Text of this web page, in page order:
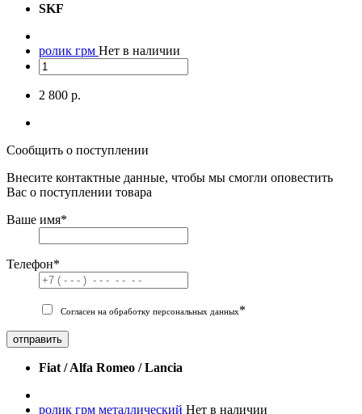
SKF
ролик грм Нет в наличии
2 800 р.
Сообщить о поступлении
Внесите контактные данные, чтобы мы смогли оповестить
Вас о поступлении товара
Ваше имя*
Телефон*
Согласен на обработку персональных данных*
отправить
Fiat / Alfa Romeo / Lancia
ролик грм металлический Нет в наличии